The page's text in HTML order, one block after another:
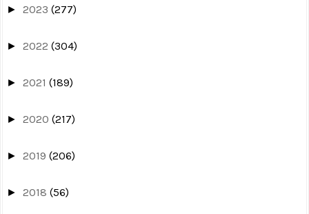
► 2023 (277)
► 2022 (304)
► 2021 (189)
► 2020 (217)
► 2019 (206)
► 2018 (56)